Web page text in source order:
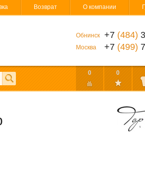
Возврат О компании
Обнинск +7 (484)
Москва +7 (499)
0 0